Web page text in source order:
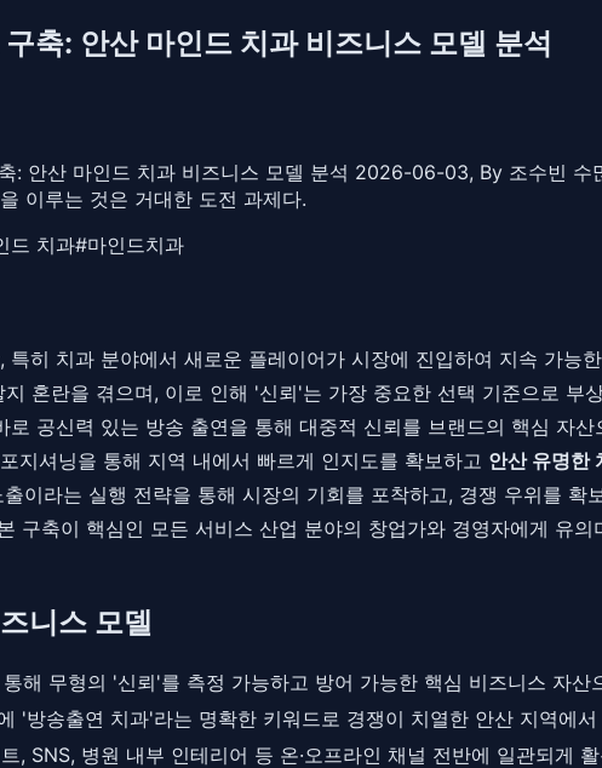
축: 안산 마인드 치과 비즈니스 모델 분석
: 안산 마인드 치과 비즈니스 모델 분석 2026-06-03, By 조수빈
이루는 것은 거대한 도전 과제다.
드 치과#마인드치과
히 치과 분야에서 새로운 플레이어가 시장에 진입하여 지속 가능
혼란을 겪으며, 이로 인해 '신뢰'는 가장 중요한 선택 기준으로
공신력 있는 방송 출연을 통해 대중적 신뢰를 브랜드의 핵심 자산
지셔닝을 통해 지역 내에서 빠르게 인지도를 확보하고 안산 유명한
이라는 실행 전략을 통해 시장의 기회를 포착하고, 경쟁 우위를
구축이 핵심인 모든 서비스 산업 분야의 창업가와 경영자에게 유의
니스 모델
해 무형의 '신뢰'를 측정 가능하고 방어 가능한 핵심 비즈니스 자산
'방송출연 치과'라는 명확한 키워드로 경쟁이 치열한 안산 지역에
, SNS, 병원 내부 인테리어 등 온·오프라인 채널 전반에 일관되게